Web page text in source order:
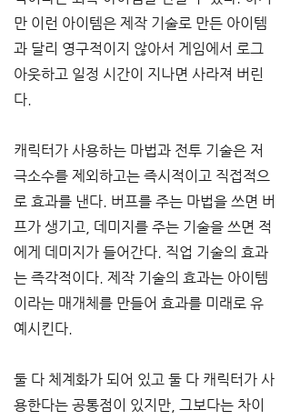
만 이런 아이템은 제작 기술로 만든 아이템
과 달리 영구적이지 않아서 게임에서 로그
아웃하고 일정 시간이 지나면 사라져 버린
다.
캐릭터가 사용하는 마법과 전투 기술은 저
극소수를 제외하고는 즉시적이고 직접적으
로 효과를 낸다. 버프를 주는 마법을 쓰면 버
프가 생기고, 데미지를 주는 기술을 쓰면 적
에게 데미지가 들어간다. 직업 기술의 효과
는 즉각적이다. 제작 기술의 효과는 아이템
이라는 매개체를 만들어 효과를 미래로 유
예시킨다.
둘 다 체계화가 되어 있고 둘 다 캐릭터가 사
용한다는 공통점이 있지만, 그보다는 차이